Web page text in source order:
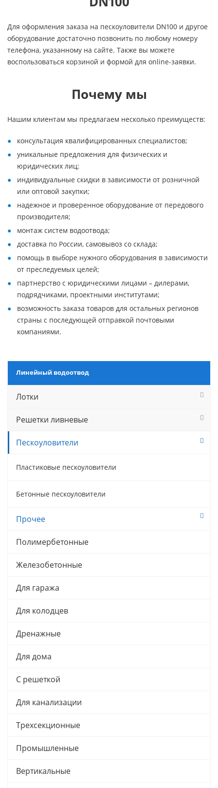
Для оформления заказа на пескоуловители DN100 и другое
оборудование достаточно позвонить по любому номеру
телефона, указанному на сайте. Также вы можете
воспользоваться корзиной и формой для online-заявки.
Почему мы
Нашим клиентам мы предлагаем несколько преимуществ:
консультация квалифицированных специалистов;
уникальные предложения для физических и
юридических лиц;
индивидуальные скидки в зависимости от розничной
или оптовой закупки;
надежное и проверенное оборудование от передового
производителя;
монтаж систем водоотвода;
доставка по России, самовывоз со склада;
помощь в выборе нужного оборудования в зависимости
от преследуемых целей;
партнерство с юридическими лицами – дилерами,
подрядчиками, проектными институтами;
возможность заказа товаров для остальных регионов
страны с последующей отправкой почтовыми
компаниями.
Линейный водоотвод
Лотки
Решетки ливневые
Пескоуловители
Пластиковые пескоуловители
Бетонные пескоуловители
Прочее
Полимербетонные
Железобетонные
Для гаража
Для колодцев
Дренажные
Для дома
С решеткой
Для канализации
Трехсекционные
Промышленные
Вертикальные